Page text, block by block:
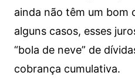
ainda não têm um bom
alguns casos, esses
“bola de neve” de
cobrança cumulativa.